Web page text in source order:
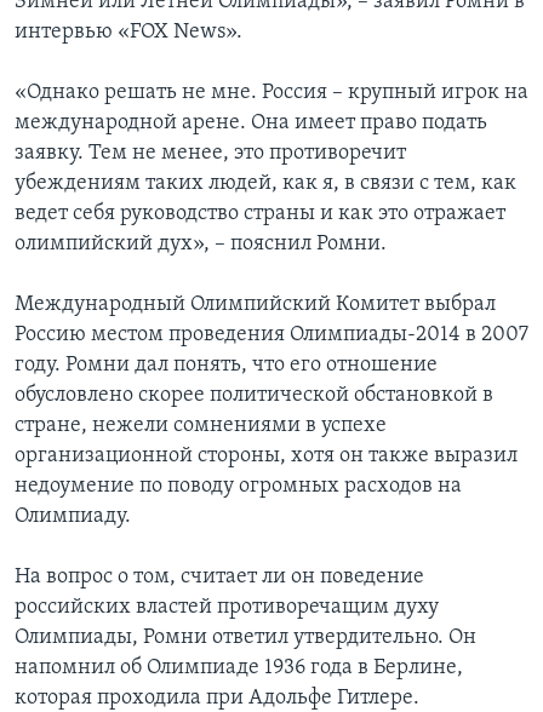
интервью «FOX News».
«Однако решать не мне. Россия – крупный игрок на
международной арене. Она имеет право подать
заявку. Тем не менее, это противоречит
убеждениям таких людей, как я, в связи с тем, как
ведет себя руководство страны и как это отражает
олимпийский дух», – пояснил Ромни.
Международный Олимпийский Комитет выбрал
Россию местом проведения Олимпиады-2014 в 2007
году. Ромни дал понять, что его отношение
обусловлено скорее политической обстановкой в
стране, нежели сомнениями в успехе
организационной стороны, хотя он также выразил
недоумение по поводу огромных расходов на
Олимпиаду.
На вопрос о том, считает ли он поведение
российских властей противоречащим духу
Олимпиады, Ромни ответил утвердительно. Он
напомнил об Олимпиаде 1936 года в Берлине,
которая проходила при Адольфе Гитлере.